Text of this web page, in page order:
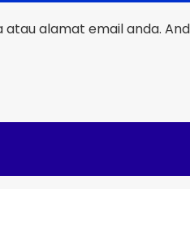
atau alamat email anda.